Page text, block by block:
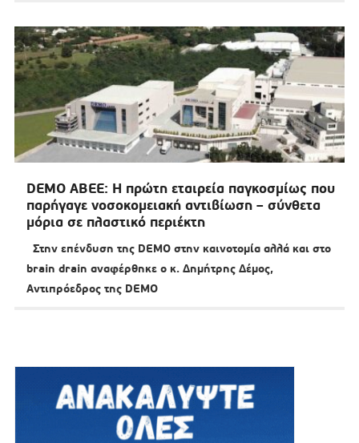
DEMO ABEE: Η πρώτη εταιρεία παγκοσμίως που
παρήγαγε νοσοκομειακή αντιβίωση – σύνθετα
μόρια σε πλαστικό περιέκτη
Στην επένδυση της DEMO στην καινοτομία αλλά και στο
brain drain αναφέρθηκε ο κ. Δημήτρης Δέμος,
Αντιπρόεδρος της DEMO